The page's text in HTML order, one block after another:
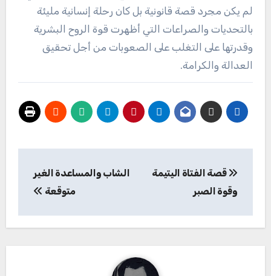
لم يكن مجرد قصة قانونية بل كان رحلة إنسانية مليئة
بالتحديات والصراعات التي أظهرت قوة الروح البشرية
وقدرتها على التغلب على الصعوبات من أجل تحقيق
العدالة والكرامة.
المقالات
قصة الفتاة اليتيمة
وقوة الصبر
الشاب والمساعدة الغير
متوقعة